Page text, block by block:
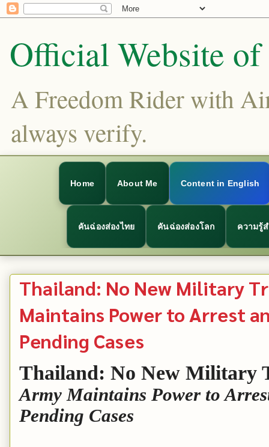
Official Website
A Freedom Rider with
always verify.
Home About Me Content in English
คันฉ่องส่องไทย คันฉ่องส่องโลก ความรู้
Thailand: No New Military
Maintains Power to Arrest
Pending Cases
Thailand: No New Military
Army Maintains Power to
Pending Cases